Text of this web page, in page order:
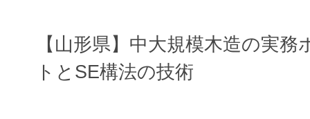
【山形県】中大規模木造の実務
トとSE構法の技術